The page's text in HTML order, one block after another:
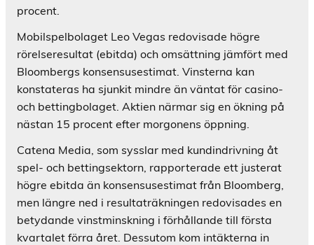
procent.
Mobilspelbolaget Leo Vegas redovisade högre
rörelseresultat (ebitda) och omsättning jämfört med
Bloombergs konsensusestimat. Vinsterna kan
konstateras ha sjunkit mindre än väntat för casino-
och bettingbolaget. Aktien närmar sig en ökning på
nästan 15 procent efter morgonens öppning.
Catena Media, som sysslar med kundindrivning åt
spel- och bettingsektorn, rapporterade ett justerat
högre ebitda än konsensusestimat från Bloomberg,
men längre ned i resultaträkningen redovisades en
betydande vinstminskning i förhållande till första
kvartalet förra året. Dessutom kom intäkterna in